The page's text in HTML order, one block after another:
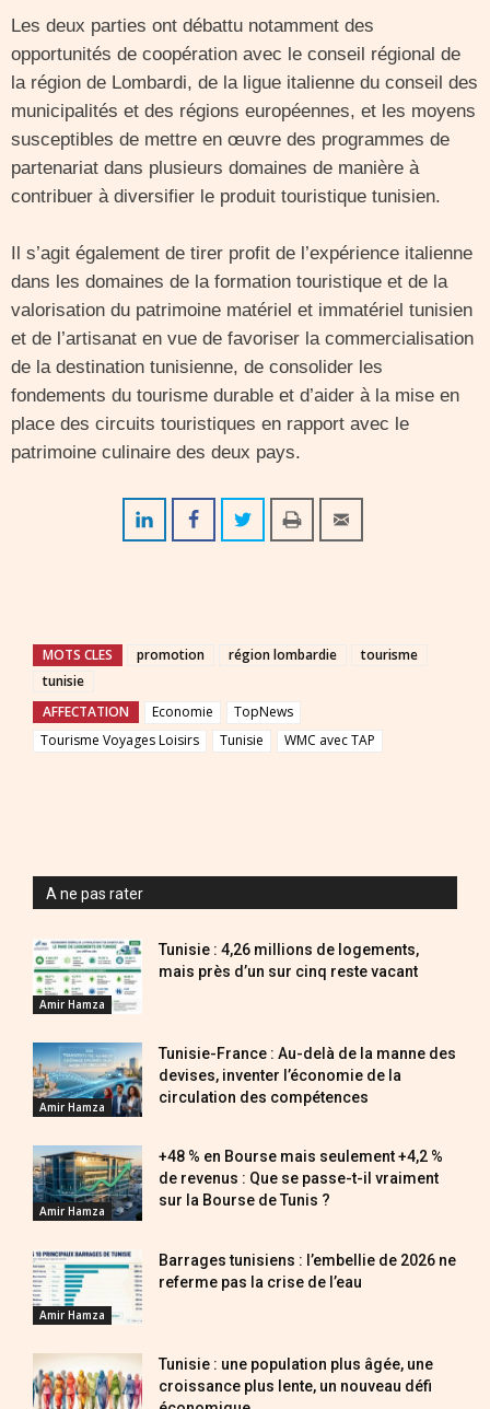
Les deux parties ont débattu notamment des
opportunités de coopération avec le conseil régional de
la région de Lombardi, de la ligue italienne du conseil des
municipalités et des régions européennes, et les moyens
susceptibles de mettre en œuvre des programmes de
partenariat dans plusieurs domaines de manière à
contribuer à diversifier le produit touristique tunisien.
Il s’agit également de tirer profit de l’expérience italienne
dans les domaines de la formation touristique et de la
valorisation du patrimoine matériel et immatériel tunisien
et de l’artisanat en vue de favoriser la commercialisation
de la destination tunisienne, de consolider les
fondements du tourisme durable et d’aider à la mise en
place des circuits touristiques en rapport avec le
patrimoine culinaire des deux pays.
MOTS CLES promotion région lombardie
tourisme
tunisie
AFFECTATION
Economie
TopNews
Tourisme Voyages Loisirs
Tunisie WMC avec TAP
A ne pas rater
Amir Hamza
Tunisie : 4,26 millions de logements,
mais près d’un sur cinq reste vacant
Amir Hamza
Tunisie-France : Au-delà de la manne des
devises, inventer l’économie de la
circulation des compétences
Amir Hamza
+48 % en Bourse mais seulement +4,2 %
de revenus : Que se passe-t-il vraiment
sur la Bourse de Tunis ?
Amir Hamza
Barrages tunisiens : l’embellie de 2026 ne
referme pas la crise de l’eau
Tunisie : une population plus âgée, une
croissance plus lente, un nouveau défi